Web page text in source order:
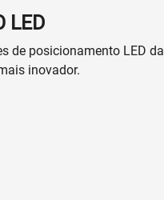
LED
de posicionamento LED da
inovador.